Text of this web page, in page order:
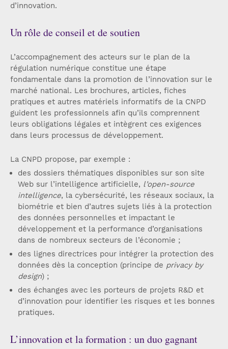
d’innovation.
Un rôle de conseil et de soutien
L’accompagnement des acteurs sur le plan de la
régulation numérique constitue une étape
fondamentale dans la promotion de l’innovation sur le
marché national. Les brochures, articles, fiches
pratiques et autres matériels informatifs de la CNPD
guident les professionnels afin qu’ils comprennent
leurs obligations légales et intègrent ces exigences
dans leurs processus de développement.
La CNPD propose, par exemple :
des dossiers thématiques disponibles sur son site
Web sur l’intelligence artificielle, l’open-source
intelligence, la cybersécurité, les réseaux sociaux, la
biométrie et bien d’autres sujets liés à la protection
des données personnelles et impactant le
développement et la performance d’organisations
dans de nombreux secteurs de l’économie ;
des lignes directrices pour intégrer la protection des
données dès la conception (principe de privacy by
design) ;
des échanges avec les porteurs de projets R&D et
d’innovation pour identifier les risques et les bonnes
pratiques.
L’innovation et la formation : un duo gagnant